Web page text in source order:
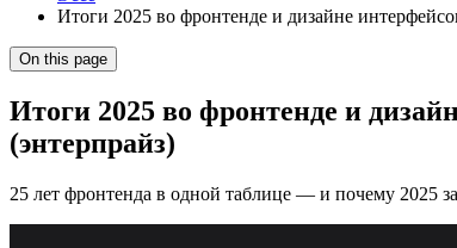
Итоги 2025 во фронтенде и дизайне
On this page
Итоги 2025 во фронтенде и
(энтерпрайз)
25 лет фронтенда в одной таблице — и почему 2025